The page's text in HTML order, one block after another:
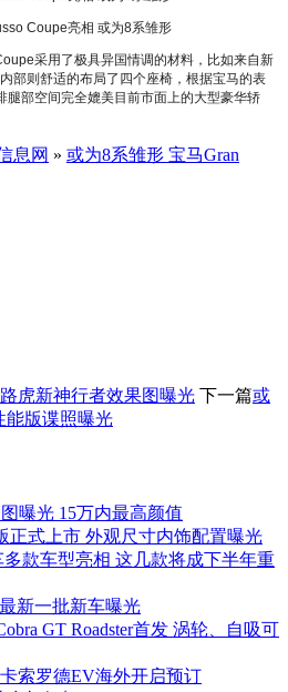
采用了极具异国情调的材料，比如来自新
部则舒适的布局了四个座椅，根据宝马的表
部空间完全媲美目前市面上的大型豪华轿
息网 » 或为8系雏形 宝马Gran
虎新神行者效果图曝光 下一篇或
能版谍照曝光
曝光 15万内最高颜值
正式上市 外观尺寸内饰配置曝光
款车型亮相 这几款将成下半年重
新一批新车曝光
GT Roadster首发 涡轮、自吸可
索罗德EV海外开启预订